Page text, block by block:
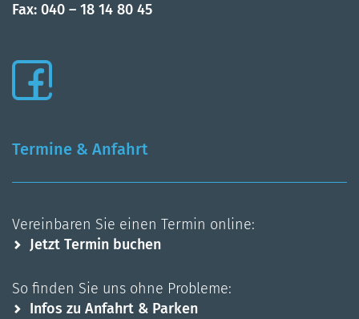
Fax: 040 – 18 14 80 45
Termine & Anfahrt
Vereinbaren Sie einen Termin online:
Jetzt Termin buchen
So finden Sie uns ohne Probleme:
Infos zu Anfahrt & Parken